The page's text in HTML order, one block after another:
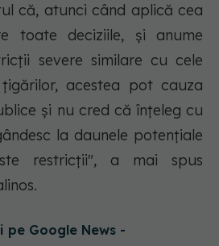
că, atunci când aplică cea
toate deciziile, și anume
severe similare cu cele
acestea pot cauza
și nu cred că înțeleg cu
la daunele potențiale
restricții", a mai spus
pe Google News -